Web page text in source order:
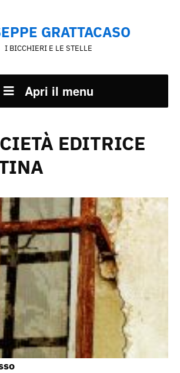
GRATTACASO
I BICCHIERI E LE STELLE
Apri il menu
EDITRICE